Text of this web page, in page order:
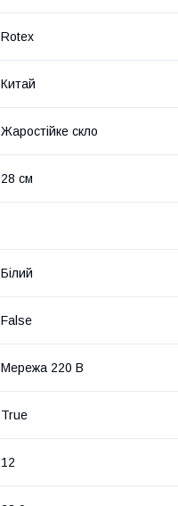
Rotex
Китай
Жаростійке скло
28 см
Білий
False
Мережа 220 В
True
12